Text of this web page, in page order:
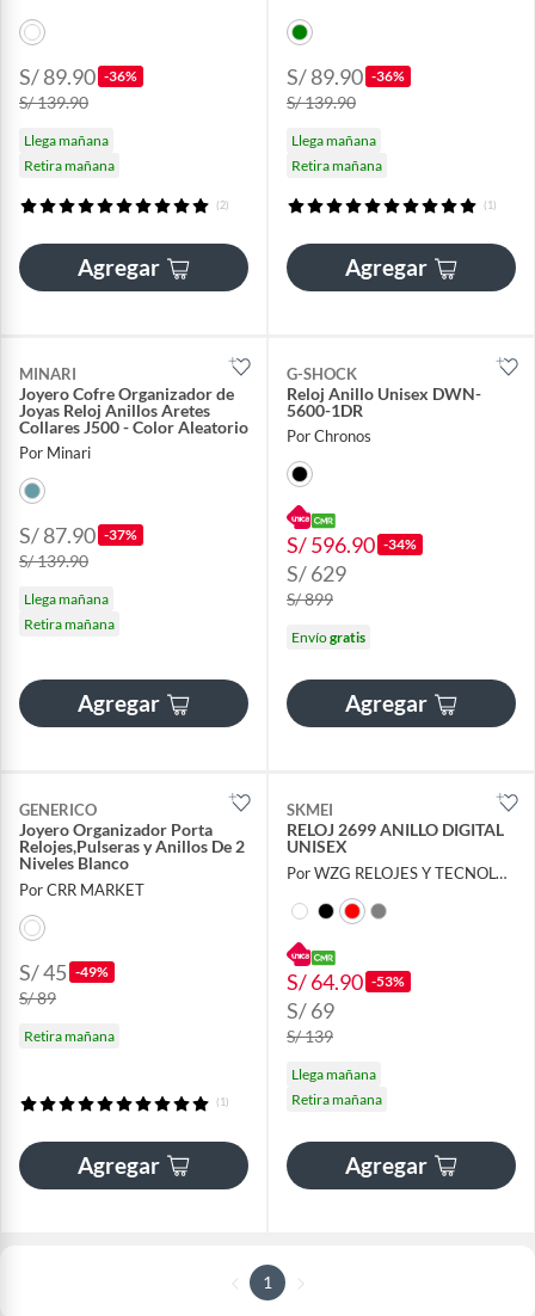
S/ 89.90 -36%
S/ 139.90
Llega mañana
Retira mañana
(2)
Agregar
S/ 89.90 -36%
S/ 139.90
Llega mañana
Retira mañana
(1)
Agregar
MINARI
Joyero Cofre Organizador de
Joyas Reloj Anillos Aretes
Collares J500 - Color Aleatorio
Por Minari
S/ 87.90 -37%
S/ 139.90
Llega mañana
Retira mañana
Agregar
G-SHOCK
Reloj Anillo Unisex DWN-
5600-1DR
Por Chronos
S/ 596.90 -34%
S/ 629
S/ 899
Envíogratis
Agregar
GENERICO
Joyero Organizador Porta
Relojes,Pulseras y Anillos De 2
Niveles Blanco
Por CRR MARKET
S/ 45 -49%
S/ 89
Retira mañana
(1)
Agregar
SKMEI
RELOJ 2699 ANILLO DIGITAL
UNISEX
Por WZG RELOJES Y TECNOLOGIA
S/ 64.90 -53%
S/ 69
S/ 139
Llega mañana
Retira mañana
Agregar
1